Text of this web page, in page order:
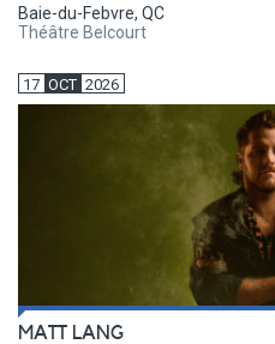
Baie-du-Febvre, QC
Théâtre Belcourt
17 OCT 2026
MATT LANG